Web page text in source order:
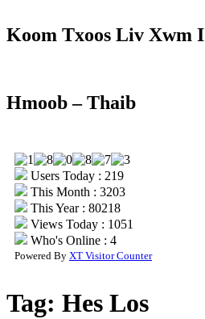
Koom Txoos Liv Xwm I
Hmoob – Thaib
Users Today : 219
This Month : 3203
This Year : 80218
Views Today : 1051
Who's Online : 4
Powered By XT Visitor Counter
Tag: Hes Los